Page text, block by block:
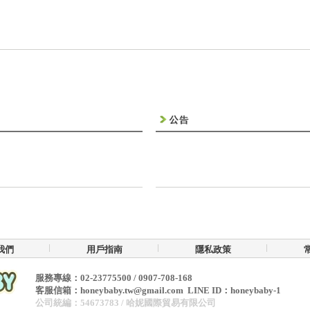
們 用戶指南 隱私政策
服務專線：02-23775500 / 0907-708-168
客服信箱：honeybaby.tw@gmail.com LINE ID： honeybaby-1
公司統編：54673783 / 哈妮國際貿易有限公司